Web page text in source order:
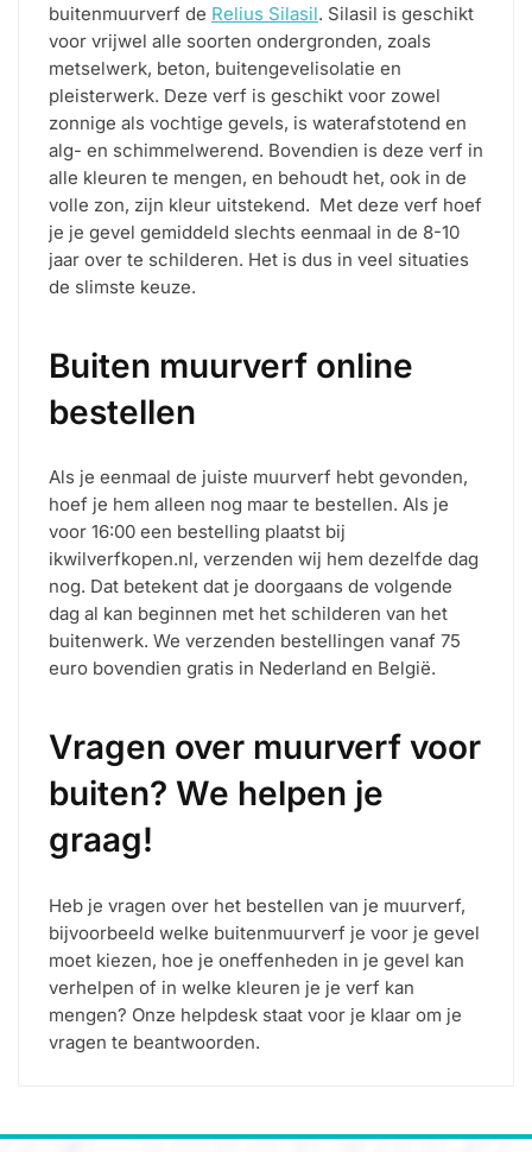
buitenmuurverf de Relius Silasil. Silasil is geschikt
voor vrijwel alle soorten ondergronden, zoals
metselwerk, beton, buitengevelisolatie en
pleisterwerk. Deze verf is geschikt voor zowel
zonnige als vochtige gevels, is waterafstotend en
alg- en schimmelwerend. Bovendien is deze verf in
alle kleuren te mengen, en behoudt het, ook in de
volle zon, zijn kleur uitstekend. Met deze verf hoef
je je gevel gemiddeld slechts eenmaal in de 8-10
jaar over te schilderen. Het is dus in veel situaties
de slimste keuze.
Buiten muurverf online
bestellen
Als je eenmaal de juiste muurverf hebt gevonden,
hoef je hem alleen nog maar te bestellen. Als je
voor 16:00 een bestelling plaatst bij
ikwilverfkopen.nl, verzenden wij hem dezelfde dag
nog. Dat betekent dat je doorgaans de volgende
dag al kan beginnen met het schilderen van het
buitenwerk. We verzenden bestellingen vanaf 75
euro bovendien gratis in Nederland en België.
Vragen over muurverf voor
buiten? We helpen je
graag!
Heb je vragen over het bestellen van je muurverf,
bijvoorbeeld welke buitenmuurverf je voor je gevel
moet kiezen, hoe je oneffenheden in je gevel kan
verhelpen of in welke kleuren je je verf kan
mengen? Onze helpdesk staat voor je klaar om je
vragen te beantwoorden.